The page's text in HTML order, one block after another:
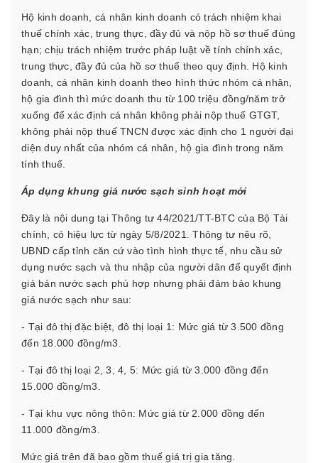
Hộ kinh doanh, cá nhân kinh doanh có trách nhiệm khai
thuế chính xác, trung thực, đầy đủ và nộp hồ sơ thuế đúng
hạn; chịu trách nhiệm trước pháp luật về tính chính xác,
trung thực, đầy đủ của hồ sơ thuế theo quy định. Hộ kinh
doanh, cá nhân kinh doanh theo hình thức nhóm cá nhân,
hộ gia đình thì mức doanh thu từ 100 triệu đồng/năm trở
xuống để xác định cá nhân không phải nộp thuế GTGT,
không phải nộp thuế TNCN được xác định cho 1 người đại
diện duy nhất của nhóm cá nhân, hộ gia đình trong năm
tính thuế.
Áp dụng khung giá nước sạch sinh hoạt mới
Đây là nội dung tại Thông tư 44/2021/TT-BTC của Bộ Tài
chính, có hiệu lực từ ngày 5/8/2021. Thông tư nêu rõ,
UBND cấp tỉnh căn cứ vào tình hình thực tế, nhu cầu sử
dụng nước sạch và thu nhập của người dân để quyết định
giá bán nước sạch phù hợp nhưng phải đảm bảo khung
giá nước sạch như sau:
- Tại đô thị đặc biệt, đô thị loại 1: Mức giá từ 3.500 đồng
đến 18.000 đồng/m3.
- Tại đô thị loại 2, 3, 4, 5: Mức giá từ 3.000 đồng đến
15.000 đồng/m3.
- Tại khu vực nông thôn: Mức giá từ 2.000 đồng đến
11.000 đồng/m3.
Mức giá trên đã bao gồm thuế giá trị gia tăng.